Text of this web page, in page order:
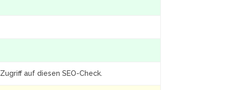
auf diesen SEO-Check.